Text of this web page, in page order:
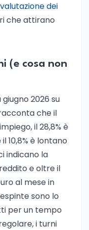
dei
che attirano
(e cosa non
2026 su
che il
il 28,8% è
10,8% è lontano
indicano la
e oltre il
al mese in
sono lo
per un tempo
i turni